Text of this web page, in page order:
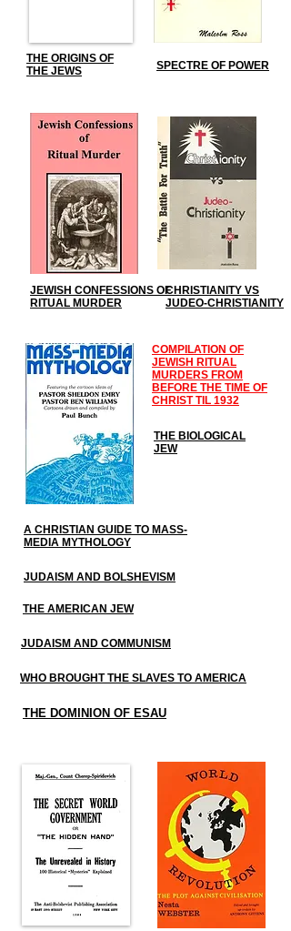
THE ORIGINS OF
THE JEWS
SPECTRE OF POWER
JEWISH CONFESSIONS OF
RITUAL MURDER
CHRISTIANITY VS
JUDEO-CHRISTIANITY
COMPILATION OF
JEWISH RITUAL
MURDERS FROM
BEFORE THE TIME OF
CHRIST TIL 1932
THE BIOLOGICAL
JEW
A CHRISTIAN GUIDE TO MASS-
MEDIA MYTHOLOGY
JUDAISM AND BOLSHEVISM
THE AMERICAN JEW
JUDAISM AND COMMUNISM
WHO BROUGHT THE SLAVES TO AMERICA
THE DOMINION OF ESAU